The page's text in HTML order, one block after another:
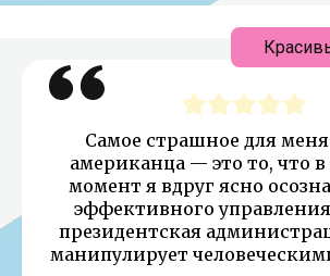
Самое страшное для
американца — это то, что
момент я вдруг ясно
эффективного
президентская
манипулирует